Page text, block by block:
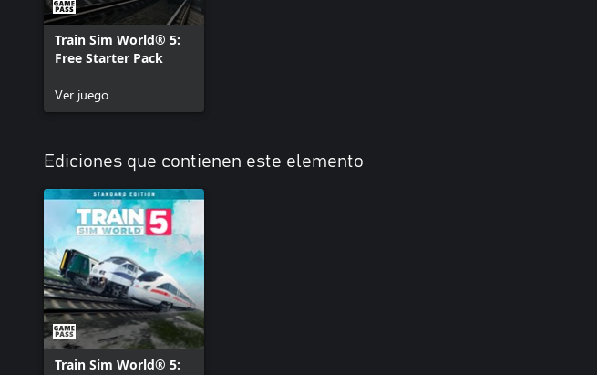
Train Sim World® 5:
Free Starter Pack
Ver juego
Ediciones que contienen este elemento
Train Sim World® 5: